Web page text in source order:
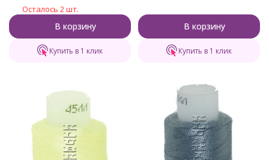
Осталось 2 шт.
В корзину
Купить в 1 клик
В корзину
Купить в 1 клик